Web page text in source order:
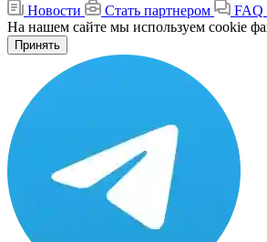
Новости
Стать партнером FAQ
На нашем сайте мы используем cookie
Принять